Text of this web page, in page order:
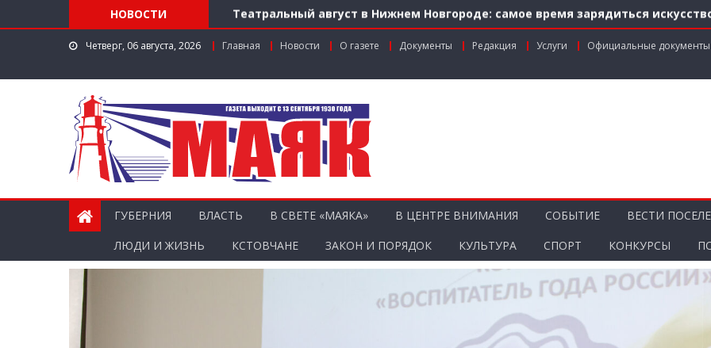
НОВОСТИ
Театральный август в Нижнем Новгороде: самое время зарядиться
Доступ к лекарствам по федеральной льготе
Поддержка в региональном грантовом конкурсе «Драйверы роста»
Четверг, 06 августа, 2026 Главная Новости О газете Документы Редакция Услуги Официальные документы
ГУБЕРНИЯ ВЛАСТЬ В СВЕТЕ «МАЯКА» В ЦЕНТРЕ ВНИМАНИЯ СОБЫТИЕ
ВЕСТИ
ЛЮДИ И ЖИЗНЬ
КСТОВЧАНЕ ЗАКОН И ПОРЯДОК КУЛЬТУРА СПОРТ КОНКУРСЫ